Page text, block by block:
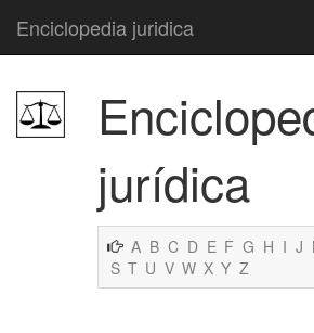
Enciclopedia juridica
jurídica
A B C D E F G H I J
S T U V W X Y Z